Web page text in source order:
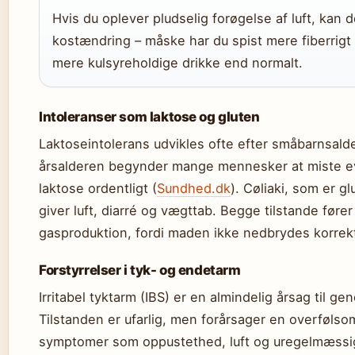
Hvis du oplever pludselig forøgelse af luft, kan
kostændring – måske har du spist mere fiberrigt
mere kulsyreholdige drikke end normalt.
Intoleranser som laktose og gluten
Laktoseintolerans udvikles ofte efter
årsalderen begynder mange mennesker at miste
laktose ordentligt (Sundhed.dk). Cøliaki, som er
giver luft, diarré og vægttab. Begge tilstande
gasproduktion, fordi maden ikke nedbrydes
Forstyrrelser i tyk- og endetarm
Irritabel tyktarm (IBS) er en almindelig årsag til
Tilstanden er ufarlig, men forårsager en
symptomer som oppustethed, luft og